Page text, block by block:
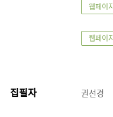
웹페이지
웹페이지
집필자 권선경